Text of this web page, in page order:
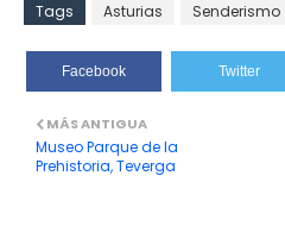
Tags Asturias Senderismo
Facebook Twitter
MÁS ANTIGUA
Museo Parque de la
Prehistoria, Teverga